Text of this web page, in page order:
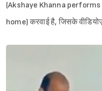
(Akshaye Khanna
home) करवाई है, जिसके